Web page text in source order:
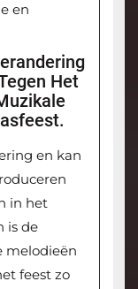
en
Het
en kan
in het
is de
melodieën
feest zo